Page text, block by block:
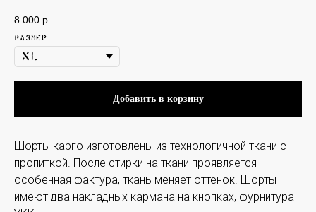
8 000 p.
Размер
Добавить в корзину
Шорты карго изготовлены из технологичной ткани с
пропиткой. После стирки на ткани проявляется
особенная фактура, ткань меняет оттенок. Шорты
имеют два накладных кармана на кнопках, фурнитура